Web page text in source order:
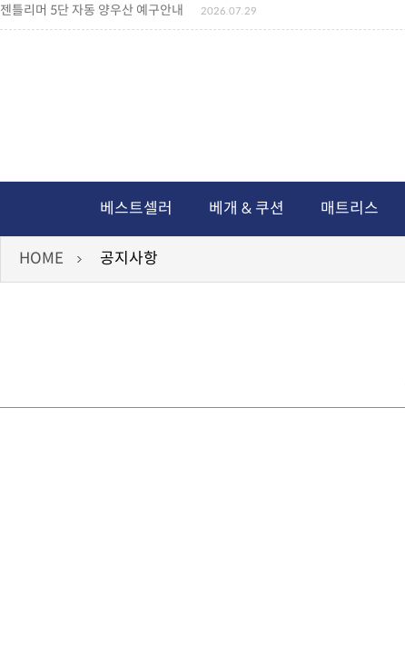
젠틀리머 5단 자동 양우산 예구안내 2026.07.29
젠틀리머 메모리제품 가격인상 안내 2026.07.27
독서쿠션 2차 예구안내 2026.08.04
베스트셀러 베개 & 쿠션 매트리스
HOME 공지사항